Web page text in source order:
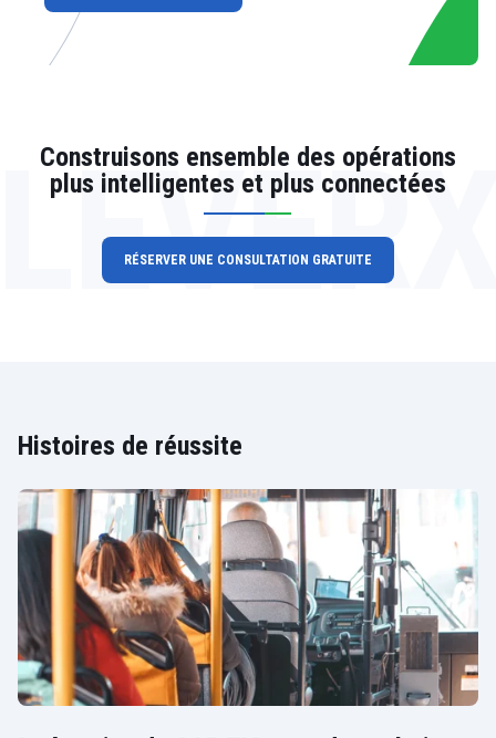
Construisons ensemble des opérations
plus intelligentes et plus connectées
RÉSERVER UNE CONSULTATION GRATUITE
Histoires de réussite